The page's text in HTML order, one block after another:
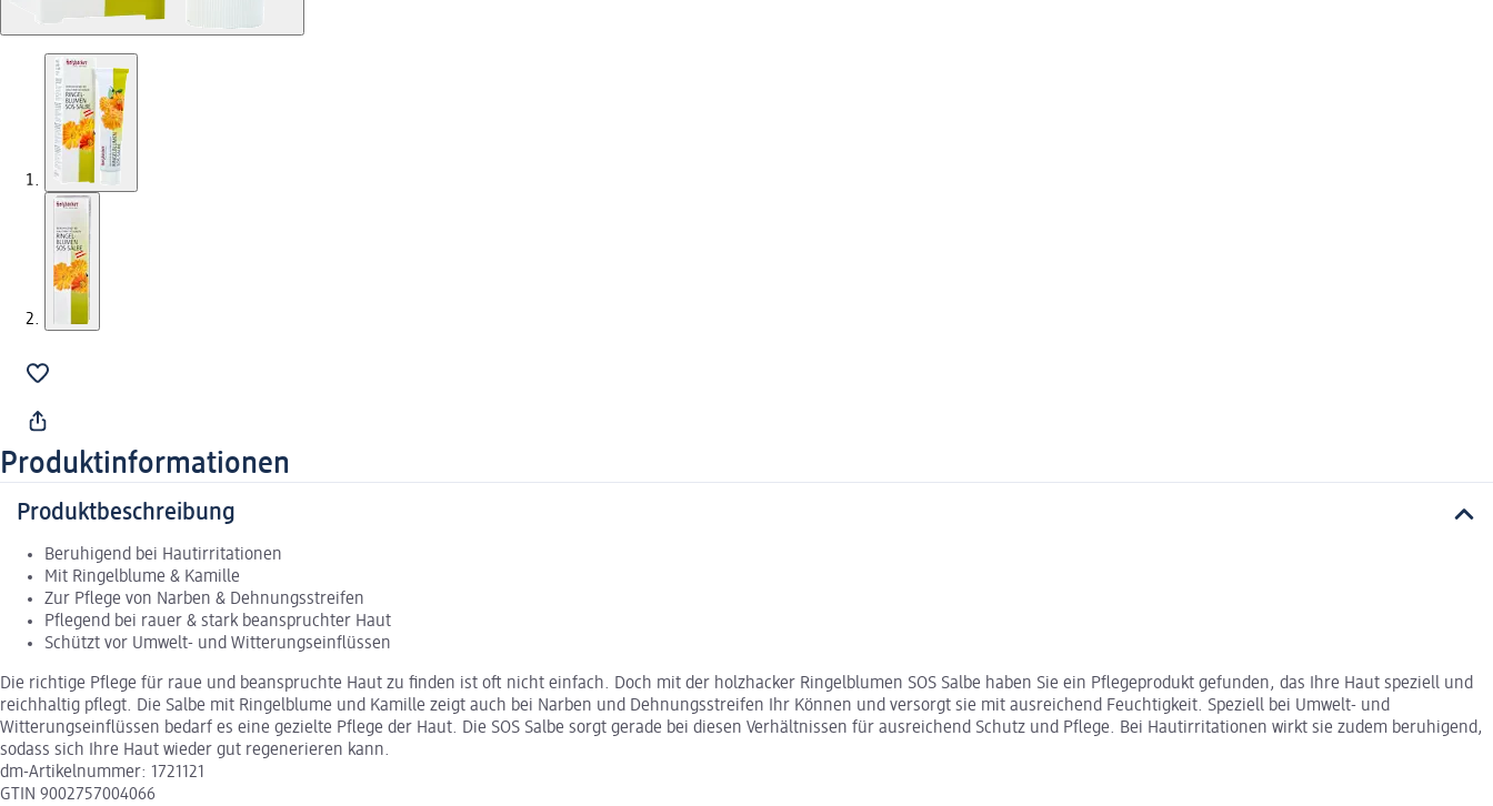
Produktinformationen
Produktbeschreibung
Beruhigend bei Hautirritationen
Mit Ringelblume & Kamille
Zur Pflege von Narben & Dehnungsstreifen
Pflegend bei rauer & stark beanspruchter Haut
Schützt vor Umwelt- und Witterungseinflüssen
Die richtige Pflege für raue und beanspruchte Haut zu finden ist oft nicht einfach. Doch mit der holzhacker Ringelblumen SOS Salbe haben Sie ein Pflegeprodukt gefunden, das Ihre Haut speziell und
reichhaltig pflegt. Die Salbe mit Ringelblume und Kamille zeigt auch bei Narben und Dehnungsstreifen Ihr Können und versorgt sie mit ausreichend Feuchtigkeit. Speziell bei Umwelt- und
Witterungseinflüssen bedarf es eine gezielte Pflege der Haut. Die SOS Salbe sorgt gerade bei diesen Verhältnissen für ausreichend Schutz und Pflege. Bei Hautirritationen wirkt sie zudem beruhigend,
sodass sich Ihre Haut wieder gut regenerieren kann.
dm-Artikelnummer: 1721121
GTIN 9002757004066